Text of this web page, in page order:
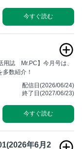
今すぐ読む
用誌 Mr.PC】今月号は、
数紹介！
配信日(2026/06/24)
終了日(2027/06/23)
今すぐ読む
年6月2